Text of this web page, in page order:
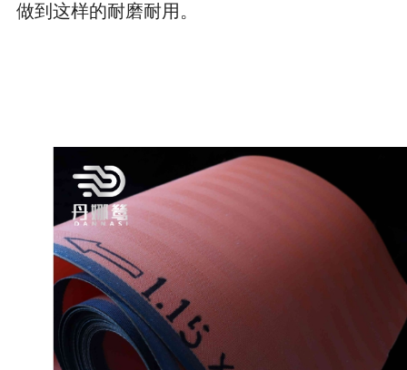
做到这样的耐磨耐用。